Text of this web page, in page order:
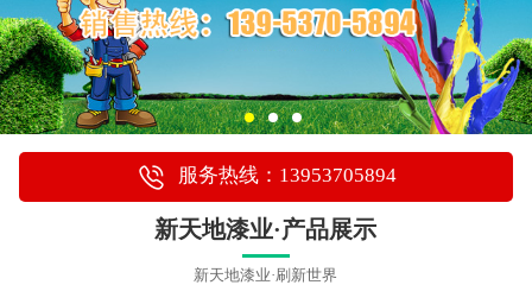
服务热线：13953705894
新天地漆业·产品展示
新天地漆业·刷新世界